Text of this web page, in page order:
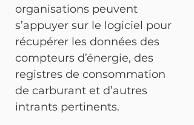
organisations peuvent
s’appuyer sur le logiciel pour
récupérer les données des
compteurs d’énergie, des
registres de consommation
de carburant et d’autres
intrants pertinents.